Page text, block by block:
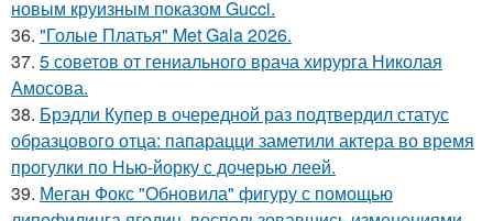
новым круизным показом Gucci.
36. "Голые Платья" Met Gala 2026.
37. 5 советов от гениального врача хирурга Николая
Амосова.
38. Брэдли Купер в очередной раз подтвердил статус
образцового отца: папарацци заметили актера во время
прогулки по Нью-йорку с дочерью леей.
39. Меган Фокс "Обновила" фигуру с помощью